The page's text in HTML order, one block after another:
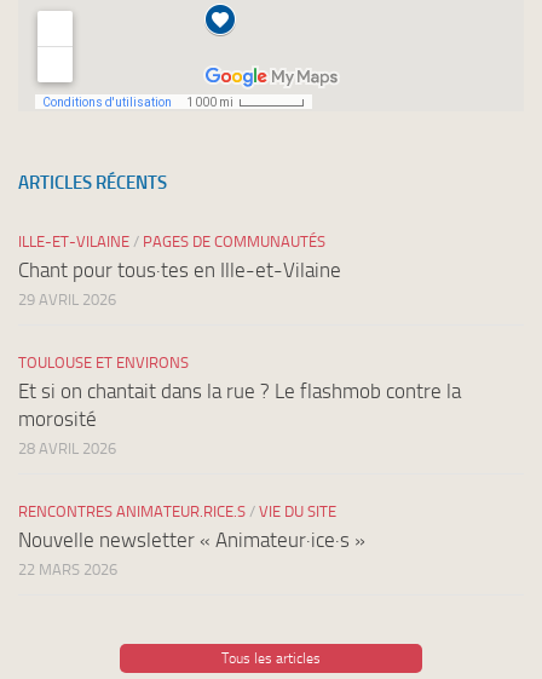
ARTICLES RÉCENTS
ILLE-ET-VILAINE / PAGES DE COMMUNAUTÉS
Chant pour tous·tes en Ille-et-Vilaine
29 AVRIL 2026
TOULOUSE ET ENVIRONS
Et si on chantait dans la rue ? Le flashmob contre la
morosité
28 AVRIL 2026
RENCONTRES ANIMATEUR.RICE.S / VIE DU SITE
Nouvelle newsletter « Animateur·ice·s »
22 MARS 2026
Tous les articles